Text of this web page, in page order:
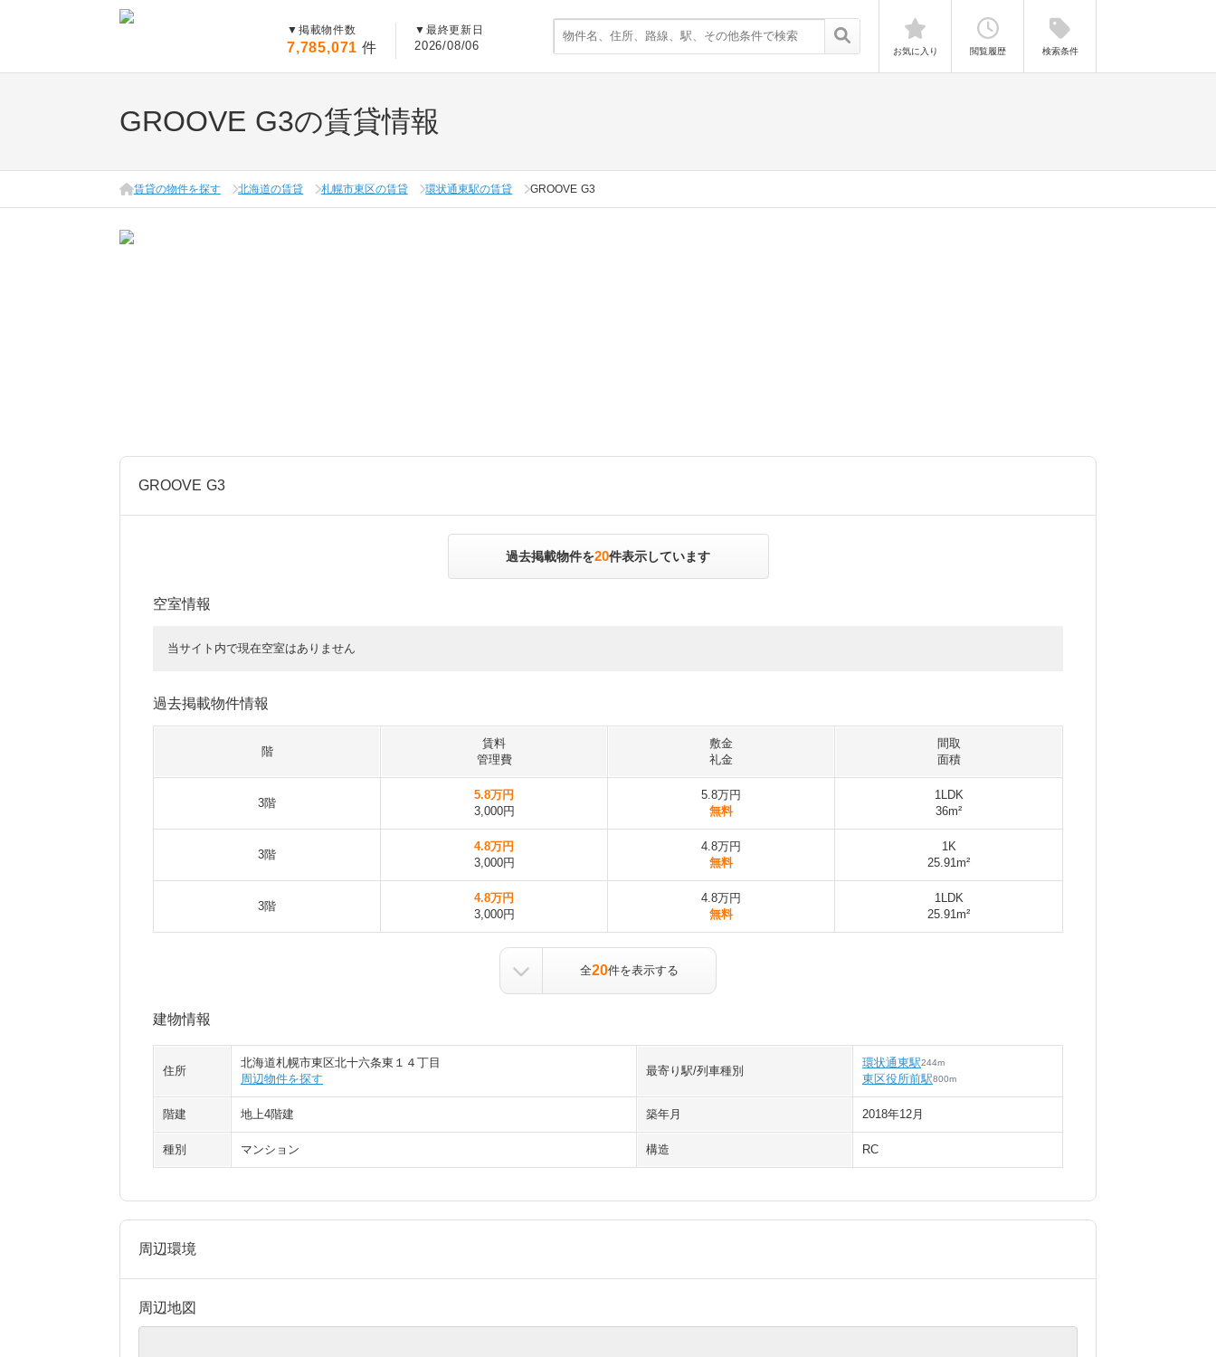
▼ 掲載物件数
7,785,071 件
▼ 最終更新日
2026/08/06 お気に入り 閲覧履歴 検索条件
GROOVE G3の賃貸情報
賃貸の物件を探す 北海道の賃貸 札幌市東区の賃貸 環状通東駅の賃貸 GROOVE G3
GROOVE G3
過去掲載物件を20件表示しています
空室情報
当サイト内で現在空室はありません
過去掲載物件情報
階
賃料
管理費
敷金
礼金
間取
面積
3階
5.8万円
3,000円
5.8万円
無料
1LDK
36m²
3階
4.8万円
3,000円
4.8万円
無料
1K
25.91m²
3階
4.8万円
3,000円
4.8万円
無料
1LDK
25.91m²
全20件を表示する
建物情報
住所
北海道札幌市東区北十六条東１４丁目
周辺物件を探す
最寄り駅/列車種別
環状通東駅244m
東区役所前駅800m
階建 地上4階建 築年月 2018年12月
種別 マンション 構造 RC
周辺環境
周辺地図